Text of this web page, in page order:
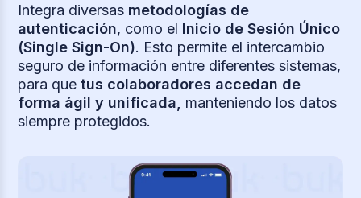
Integra diversas metodologías de
autenticación, como el Inicio de Sesión Único
(Single Sign-On). Esto permite el intercambio
seguro de información entre diferentes sistemas,
para quetus colaboradores accedan de
forma ágil y unificada,
manteniendo los datos
siempre protegidos.